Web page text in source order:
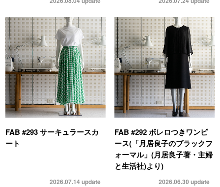
FAB #293 サーキュラースカ
ート
2026.07.14update
FAB #292 ボレロつきワンピ
ース(「月居良子のブラックフ
ォーマル」(月居良子著・主婦
と生活社)より)
2026.06.30 update